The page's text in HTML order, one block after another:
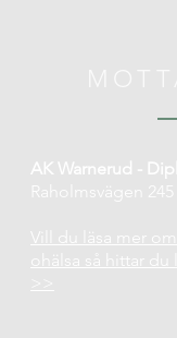
AK Warnerud -
Raholmsvägen
Vill du läsa mer
ohälsa så hittar